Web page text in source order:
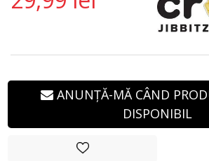
ANUNȚĂ-MĂ CÂND
DISPONIBIL